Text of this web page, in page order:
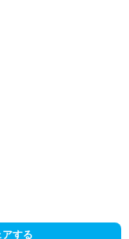
する